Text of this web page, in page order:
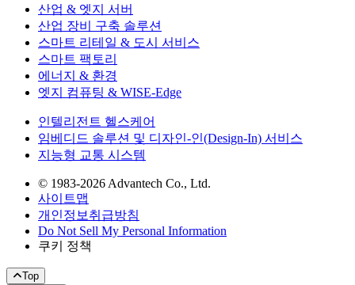
산업 & 엣지 서버
산업 장비 구축 솔루션
스마트 리테일 & 도시 서비스
스마트 팩토리
에너지 & 환경
엣지 컴퓨팅 & WISE-Edge
인텔리전트 헬스케어
임베디드 솔루션 및 디자인-인(Design-In) 서비스
지능형 교통 시스템
© 1983-2026 Advantech Co., Ltd.
사이트맵
개인정보취급방침
Do Not Sell My Personal Information
쿠키 정책
Top